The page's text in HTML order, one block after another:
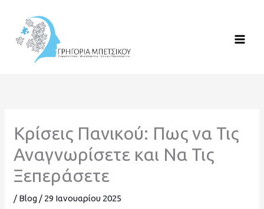
περιεχόμενο
Κρίσεις Πανικού: Πως να Τις
Αναγνωρίσετε και Να Τις
Ξεπεράσετε
/ Blog / 29 Ιανουαρίου 2025